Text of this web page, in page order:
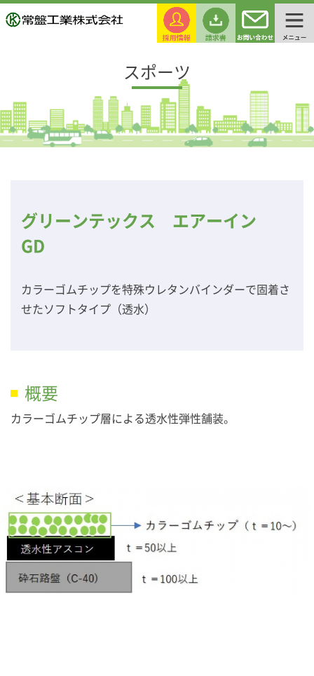
スポーツ
グリーンテックス エアーイン
GD
カラーゴムチップを特殊ウレタンバインダーで固着さ
せたソフトタイプ（透水）
概要
カラーゴムチップ層による透水性弾性舗装。